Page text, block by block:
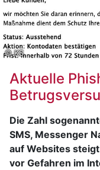
© KS
Aktuelle
Die Zahl
SMS, Messenger
auf Websites
vor Gefahren im